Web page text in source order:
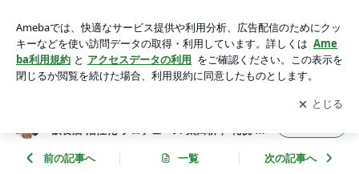
食ビジネス 専門家 経営コンサルタント 飲食店 活性化 プロデ
ュース 太田耕平 札幌 北海道 ファインド ブログ
アプリをダウンロードして ブログの更新通知
を受け取りまし
ょう。
開く
飲食店 活性化 プロデュース 太田耕平 札幌 北
前の記事へ 一覧 次の記事へ